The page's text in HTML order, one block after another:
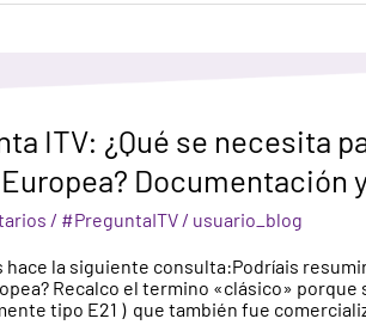
ITV: ¿Qué se necesita
Documentación
/ #PreguntaITV / usuario_blog
hace la siguiente consulta:Podríais
Recalco el termino «clásico»
tipo E21 ) que también fue